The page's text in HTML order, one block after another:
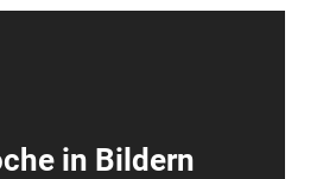
in Bildern